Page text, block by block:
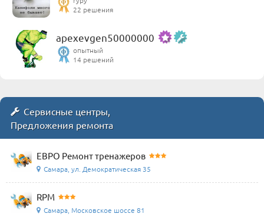
22 решения
apexevgen50000000
опытный
14 решений
Сервисные центры,
Предложения ремонта
ЕВРО Ремонт тренажеров
Самара, ул. Демократическая 35
RPM
Самара, Московское шоссе 81